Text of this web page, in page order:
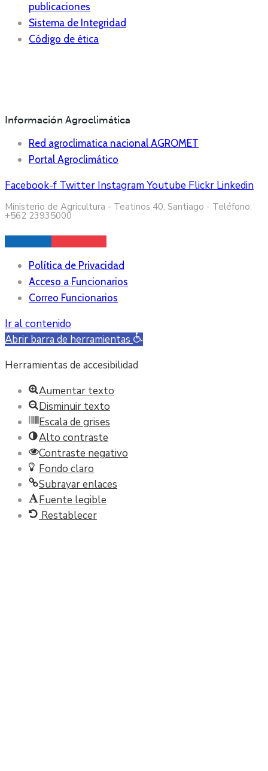
publicaciones
Sistema de Integridad
Código de ética
Información Agroclimática
Red agroclimatica nacional AGROMET
Portal Agroclimático
Facebook-f Twitter InstagramYoutube Flickr Linkedin
Ministerio de Agricultura - Teatinos 40, Santiago - Teléfono:
+562 23935000
Política de Privacidad
Acceso a Funcionarios
Correo Funcionarios
Ir al contenido
Abrir barra de herramientas
Herramientas de accesibilidad
Aumentar texto
Disminuir texto
Escala de grises
Alto contraste
Contraste negativo
Fondo claro
Subrayar enlaces
Fuente legible
Restablecer